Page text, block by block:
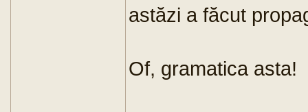
astăzi a făcut
Of, gramatica asta!